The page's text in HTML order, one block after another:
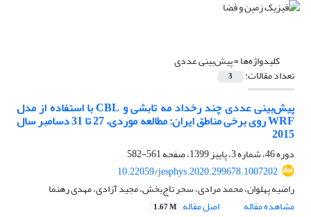
کلیدواژه‌ها =پیش‌بینی عددی
تعداد مقالات: 3
پیش‌بینی عددی چند رخداد مه تابشی و CBL با استفاده از مدل
WRF روی برخی مناطق ایران: مطالعه موردی، 27 تا 31 دسامبر سال
2015
دوره 46، شماره 3، پاییز 1399، صفحه
561-582
10.22059/jesphys.2020.299678.1007202
راضیه پهلوان، محمد مرادی، سحر تاج‌بخش، مجید آزادی، مهدی رهنما
مشاهده مقاله
اصل مقاله 1.67 M